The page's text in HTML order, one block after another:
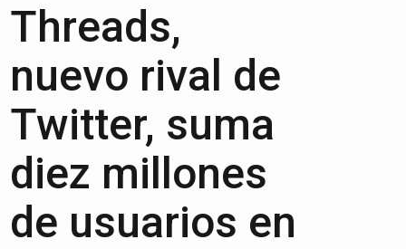
Threads,
nuevo rival de
Twitter, suma
diez millones
de usuarios en